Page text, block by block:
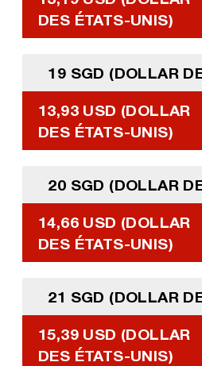
DES ÉTATS-UNIS)
19 SGD (DOLLAR
13,93 USD (DOLLAR
DES ÉTATS-UNIS)
20 SGD (DOLLAR
14,66 USD (DOLLAR
DES ÉTATS-UNIS)
21 SGD (DOLLAR
15,39 USD (DOLLAR
DES ÉTATS-UNIS)